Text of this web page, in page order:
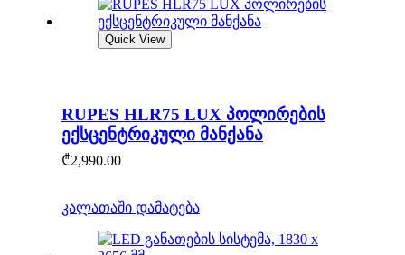
Quick View
RUPES HLR75 LUX პოლირების
ექსცენტრიკული მანქანა
₾2,990.00
კალათაში დამატება